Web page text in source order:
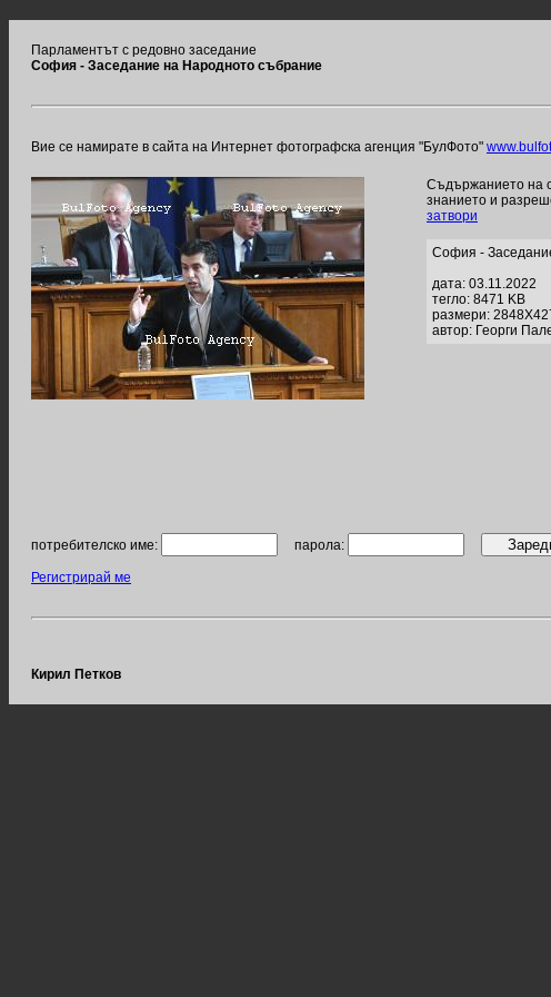
Парламентът с редовно заседание
София - Заседание на Народното събрание
Вие се намирате в сайта на Интернет фотографска агенция "БулФото"
Съдържанието на
знанието и
затвори
София -
дата: 03.11.2022
тегло: 8471 KB
размери:
автор: Георги
потребителско име: парола:
Регистрирай ме
Кирил Петков